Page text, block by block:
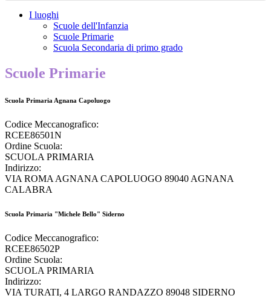
I luoghi
Scuole dell'Infanzia
Scuole Primarie
Scuola Secondaria di primo grado
Scuole Primarie
Scuola Primaria Agnana Capoluogo
Codice Meccanografico:
RCEE86501N
Ordine Scuola:
SCUOLA PRIMARIA
Indirizzo:
VIA ROMA AGNANA CAPOLUOGO 89040 AGNANA
CALABRA
Scuola Primaria "Michele Bello" Siderno
Codice Meccanografico:
RCEE86502P
Ordine Scuola:
SCUOLA PRIMARIA
Indirizzo:
VIA TURATI, 4 LARGO RANDAZZO 89048 SIDERNO